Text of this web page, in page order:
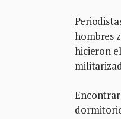
hombres
hicieron